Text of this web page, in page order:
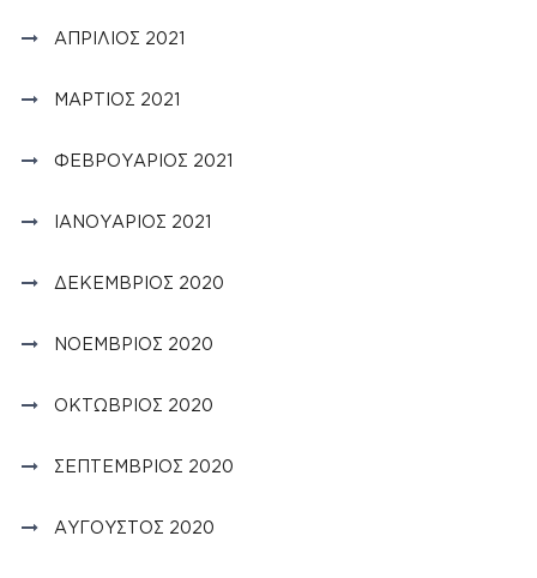
ΑΠΡΊΛΙΟΣ 2021
ΜΆΡΤΙΟΣ 2021
ΦΕΒΡΟΥΆΡΙΟΣ 2021
ΙΑΝΟΥΆΡΙΟΣ 2021
ΔΕΚΈΜΒΡΙΟΣ 2020
ΝΟΈΜΒΡΙΟΣ 2020
ΟΚΤΏΒΡΙΟΣ 2020
ΣΕΠΤΈΜΒΡΙΟΣ 2020
ΑΎΓΟΥΣΤΟΣ 2020